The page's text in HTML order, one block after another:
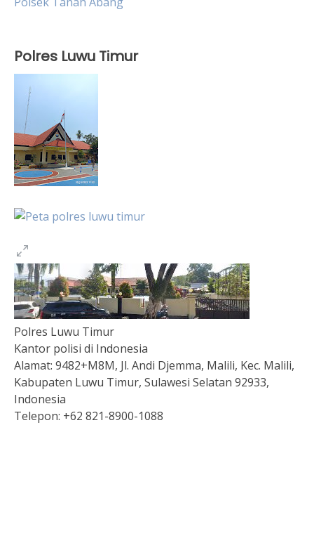
Polres Luwu Timur
Polres Luwu Timur
Kantor polisi di Indonesia
Alamat: 9482+M8M, Jl. Andi Djemma, Malili, Kec. Malili,
Kabupaten Luwu Timur, Sulawesi Selatan 92933,
Indonesia
Telepon: +62 821-8900-1088